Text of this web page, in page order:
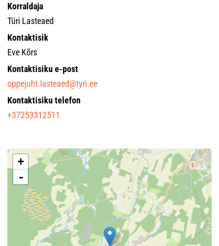
Korraldaja
Türi Lasteaed
Kontaktisik
Eve Kõrs
Kontaktisiku e-post
oppejuht.lasteaed@tyri.ee
Kontaktisiku telefon
+37253312511
+
-